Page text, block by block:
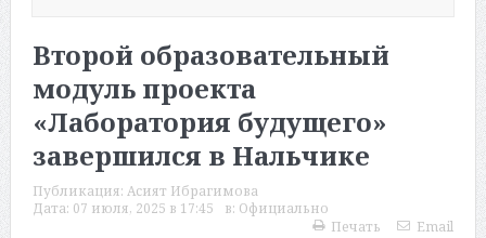
Второй образовательный
модуль проекта
«Лаборатория будущего»
завершился в Нальчике
Публикация: Асият Ибрагимова
Дата: 07 июля, 2025 в 17:45 в: Официально
Печать
Email